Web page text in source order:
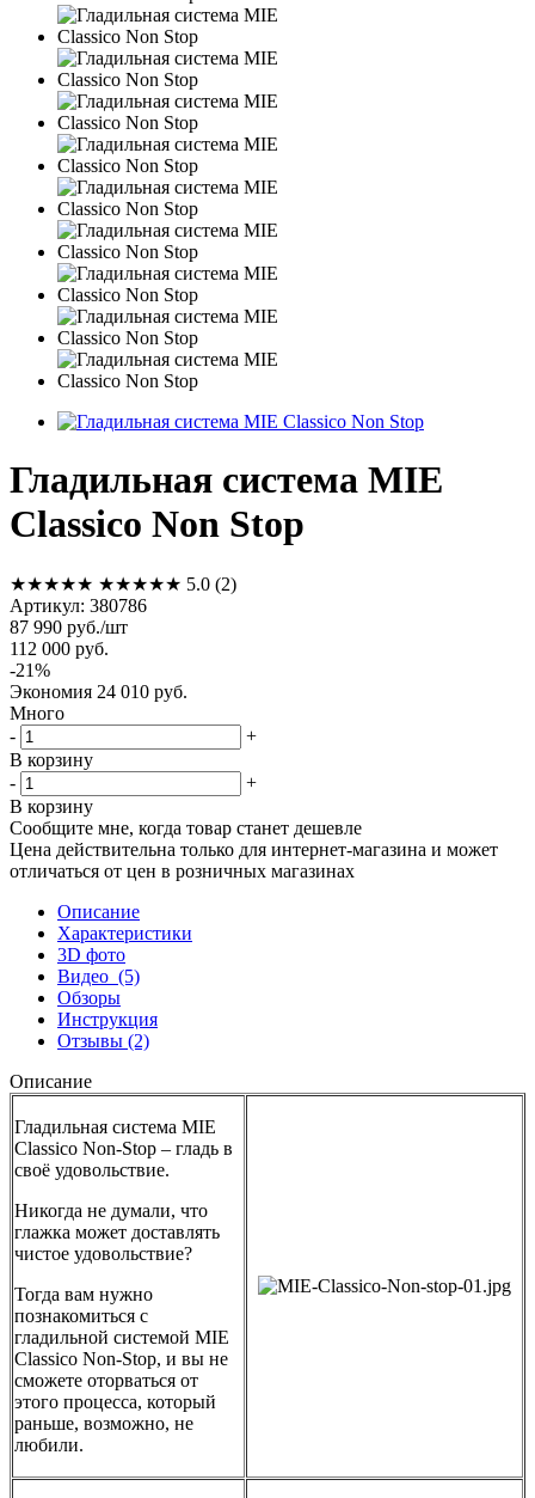
Гладильная система MIE
Classico Non Stop
★★★★★ ★★★★★ 5.0 (2)
Артикул: 380786
87 990 руб./шт
112 000 руб.
-21%
Экономия 24 010 руб.
Много
-
+
В корзину
-
+
В корзину
Сообщите мне, когда товар станет дешевле
Цена действительна только для интернет-магазина и может
отличаться от цен в розничных магазинах
Описание
Характеристики
3D фото
Видео (5)
Обзоры
Инструкция
Отзывы (2)
Описание
Гладильная система MIE
Classico Non-Stop – гладь в
своё удовольствие.
Никогда не думали, что
глажка может доставлять
чистое удовольствие?
Тогда вам нужно
познакомиться с
гладильной системой MIE
Classico Non-Stop, и вы не
сможете оторваться от
этого процесса, который
раньше, возможно, не
любили.